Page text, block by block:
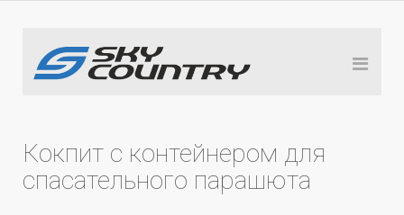
Кокпит с контейнером для
спасательного парашюта